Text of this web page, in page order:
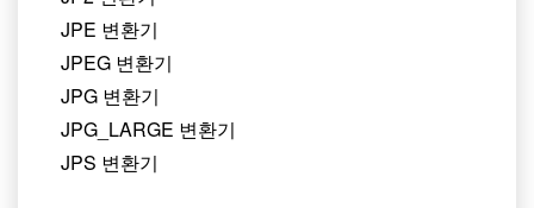
JPE 변환기
JPEG 변환기
JPG 변환기
JPG_LARGE 변환기
JPS 변환기